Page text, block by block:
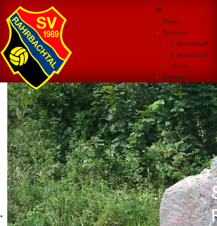
Home
Senioren
1. Mannschaft
2. Mannschaft
Altliga
Junioren
A-Junioren
B-Junioren
C-Junioren
D-Junioren
E-Junioren
F-Junioren
G-Junioren
B-Juniorinnen
C-Juniorinnen
D-Juniorinnen
F+B Kurse
Sportpark
Anfahrt